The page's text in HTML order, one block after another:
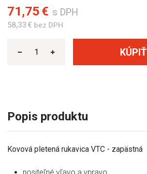
71,75 € s DPH
58,33 € bez DPH
KÚPIŤ
Popis produktu
Kovová pletená rukavica VTC - zapästná